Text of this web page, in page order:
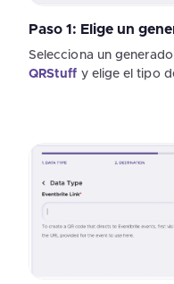
Paso 1: Elige un
Selecciona un
QRStuff y elige el tipo